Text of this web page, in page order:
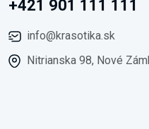
+421 901 111 111
info@krasotika.sk
Nitrianska 98, Nové